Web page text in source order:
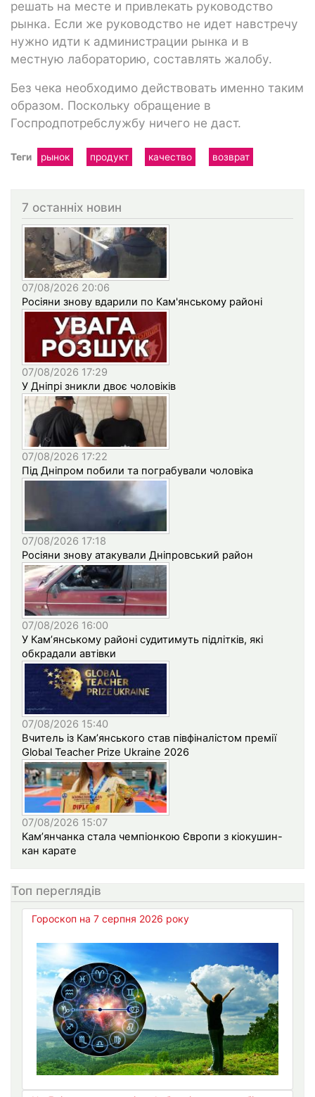
решать на месте и привлекать руководство
рынка. Если же руководство не идет навстречу
нужно идти к администрации рынка и в
местную лабораторию, составлять жалобу.
Без чека необходимо действовать именно таким
образом. Поскольку обращение в
Госпродпотребслужбу ничего не даст.
Теги рынок продукт качество возврат
7 останніх новин
07/08/2026 20:06
Росіяни знову вдарили по Кам'янському районі
07/08/2026 17:29
У Дніпрі зникли двоє чоловіків
07/08/2026 17:22
Під Дніпром побили та пограбували чоловіка
07/08/2026 17:18
Росіяни знову атакували Дніпровський район
07/08/2026 16:00
У Кам’янському районі судитимуть підлітків, які
обкрадали автівки
07/08/2026 15:40
Вчитель із Кам’янського став півфіналістом премії
Global Teacher Prize Ukraine 2026
07/08/2026 15:07
Кам’янчанка стала чемпіонкою Європи з кіокушин-
кан карате
Топ переглядів
Гороскоп на 7 серпня 2026 року